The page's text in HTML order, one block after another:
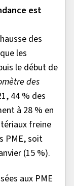
est
des
les
le début de
des
44 % des
à 28 % en
freine
PME, soit
(15 %).
aux PME